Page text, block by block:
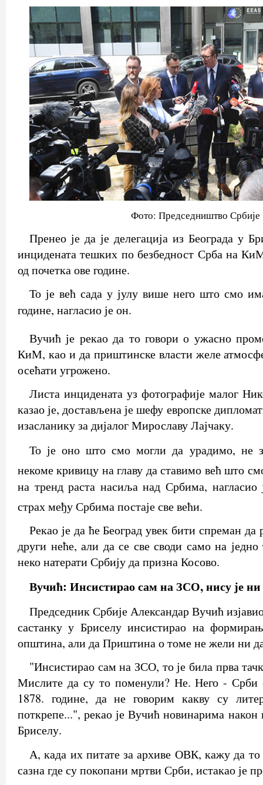
Фото: Председништво Србије
Пренео је да је делегација из Београда у
инцидената тешких по безбедност Срба на
од почетка ове године.
То је већ сада у јулу више него што смо
године, нагласио је он.
Вучић је рекао да то говори о ужасно
КиМ, као и да приштинске власти желе
осећати угрожено.
Листа инцидената уз фотографије малог
казао је, достављена је шефу европске
изасланику за дијалог Мирославу Лајчаку.
То је оно што смо могли да урадимо, не
некоме кривицу на главу да ставимо већ што
на тренд раста насиља над Србима, нагласио
страх међу Србима постаје све већи.
Рекао је да ће Београд увек бити спреман да
други неће, али да се све своди само на
неко натерати Србију да призна Косово.
Вучић: Инсистирао сам на ЗСО, нису је
Председник Србије Александар Вучић
састанку у Бриселу инсистирао на
општина, али да Приштина о томе не жели ни да
"Инсистирао сам на ЗСО, то је била прва
Мислите да су то поменули? Не. Него - Срби
1878. године, да не говорим какву су
поткрепе...", рекао је Вучић новинарима након
Бриселу.
А, када их питате за архиве ОВК, кажу да то
сазна где су покопани мртви Срби, истакао је